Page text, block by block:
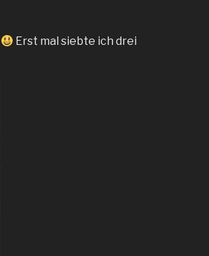
Erst mal siebte ich drei